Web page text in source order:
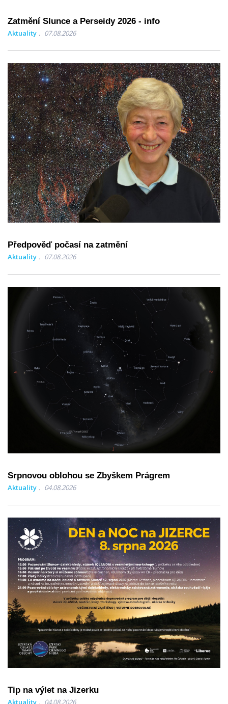
Zatmění Slunce a Perseidy 2026 - info
Aktuality 07.08.2026
Předpověď počasí na zatmění
Aktuality 07.08.2026
Srpnovou oblohou se Zbyškem Prágrem
Aktuality 04.08.2026
Tip na výlet na Jizerku
Aktuality 04.08.2026